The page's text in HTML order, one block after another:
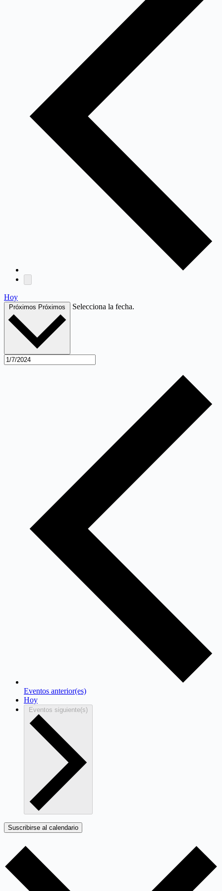
Hoy
Próximos Próximos Selecciona la fecha.
Eventos anterior(es)
Hoy
Eventos siguiente(s)
Suscribirse al calendario